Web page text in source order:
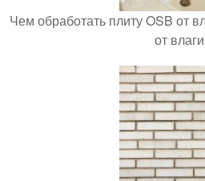
Чем обработать плиту OSB от
от влаги